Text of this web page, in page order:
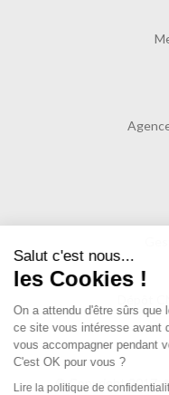
© Copyright 2017
Salut c'est nous...
les Cookies !
On a attendu d'être sûrs que
ce site vous intéresse avant
vous accompagner pendant
C'est OK pour vous ?
Lire la politique de